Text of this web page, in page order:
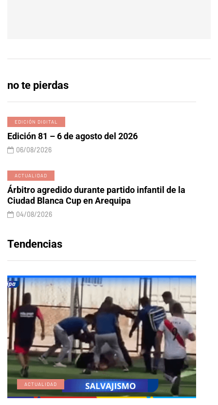
no te pierdas
EDICIÓN DIGITAL
Edición 81 – 6 de agosto del 2026
06/08/2026
ACTUALIDAD
Árbitro agredido durante partido infantil de la
Ciudad Blanca Cup en Arequipa
04/08/2026
Tendencias
ACTUALIDAD